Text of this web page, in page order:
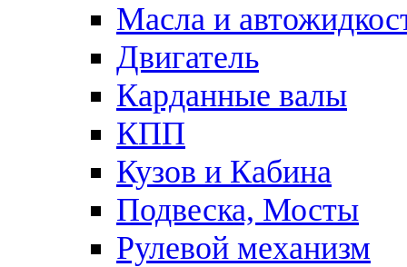
Масла и
Двигатель
Карданные валы
КПП
Кузов и Кабина
Подвеска, Мосты
Рулевой механизм